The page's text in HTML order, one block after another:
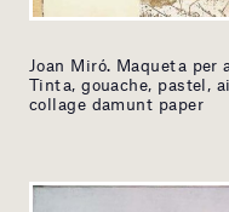
Joan Miró. Maqueta per
Tinta, gouache, pastel,
collage damunt paper